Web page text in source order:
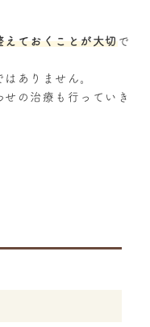
えておくことが大切で
ありません。
の治療も行っていき